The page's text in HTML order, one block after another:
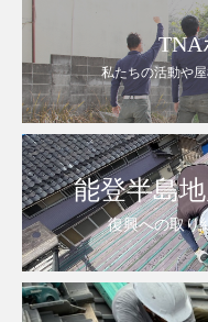
TNA
私たちの活動や
能登半島
復興への取り